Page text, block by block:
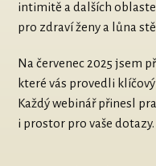
intimitě a dalších
pro zdraví ženy a lůna
Na červenec 2025 jsem
které vás provedli
Každý webinář přinesl
i prostor pro vaše dotazy.